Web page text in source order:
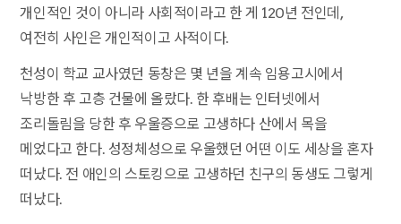
개인적인 것이 아니라 사회적이라고 한 게 120년 전인데,
여전히 사인은 개인적이고 사적이다.
천성이 학교 교사였던 동창은 몇 년을 계속 임용고시에서
낙방한 후 고층 건물에 올랐다. 한 후배는 인터넷에서
조리돌림을 당한 후 우울증으로 고생하다 산에서 목을
메었다고 한다. 성정체성으로 우울했던 어떤 이도 세상을 혼자
떠났다. 전 애인의 스토킹으로 고생하던 친구의 동생도 그렇게
떠났다.